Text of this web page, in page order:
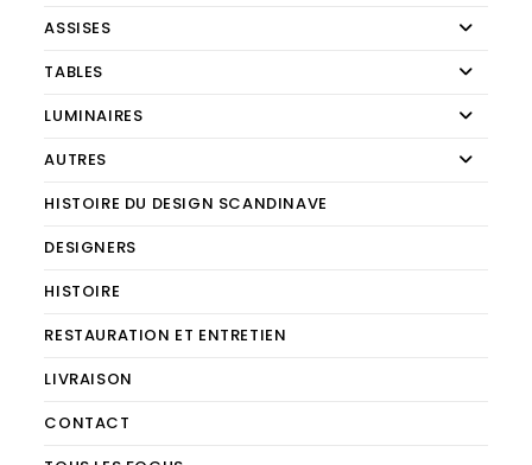
ASSISES
TABLES
LUMINAIRES
AUTRES
HISTOIRE DU DESIGN SCANDINAVE
DESIGNERS
HISTOIRE
RESTAURATION ET ENTRETIEN
LIVRAISON
CONTACT